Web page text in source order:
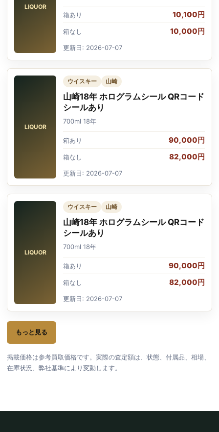
LIQUOR
箱あり 10,100円
箱なし 10,000円
更新日: 2026-07-07
LIQUOR
ウイスキー 山崎
山崎18年 ホログラムシール QRコード
シールあり
700ml 18年
箱あり 90,000円
箱なし 82,000円
更新日: 2026-07-07
LIQUOR
ウイスキー 山崎
山崎18年 ホログラムシール QRコード
シールあり
700ml 18年
箱あり 90,000円
箱なし 82,000円
更新日: 2026-07-07
もっと見る
掲載価格は参考買取価格です。実際の査定額は、状態、付属品、相場、
在庫状況、弊社基準により変動します。